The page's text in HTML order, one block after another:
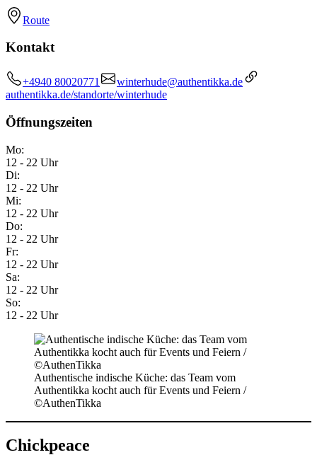
Route
Kontakt
+4940 80020771
winterhude@authentikka.de
authentikka.de/standorte/winterhude
Öffnungszeiten
Mo:
12 - 22 Uhr
Di:
12 - 22 Uhr
Mi:
12 - 22 Uhr
Do:
12 - 22 Uhr
Fr:
12 - 22 Uhr
Sa:
12 - 22 Uhr
So:
12 - 22 Uhr
Authentische indische ­Küche: das Team vom
Authentikka kocht auch für Events und Feiern /
©AuthenTikka
Chickpeace